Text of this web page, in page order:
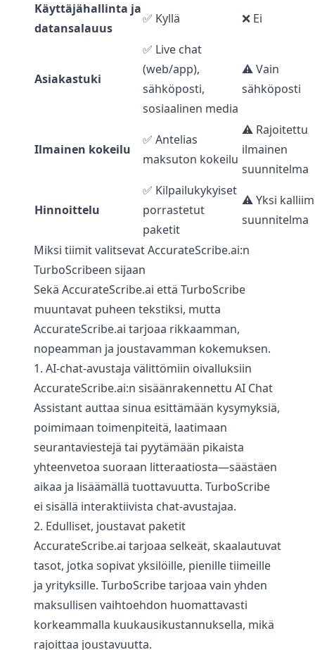
Käyttäjähallinta ja
datansalauus
✅ Kyllä ❌ Ei
Asiakastuki
✅ Live chat
(web/app),
sähköposti,
sosiaalinen media
⚠️ Vain
sähköposti
Ilmainen kokeilu
✅ Antelias
maksuton kokeilu
⚠️ Rajoitettu
ilmainen
suunnitelma
Hinnoittelu
✅ Kilpailukykyiset
porrastetut
paketit
⚠️ Yksi
suunnitelma
Miksi tiimit valitsevat AccurateScribe.ai:n
TurboScribeen sijaan
Sekä AccurateScribe.ai että TurboScribe
muuntavat puheen tekstiksi, mutta
AccurateScribe.ai tarjoaa rikkaamman,
nopeamman ja joustavamman kokemuksen.
1. AI-chat-avustaja välittömiin oivalluksiin
AccurateScribe.ai:n sisäänrakennettu AI Chat
Assistant auttaa sinua esittämään kysymyksiä,
poimimaan toimenpiteitä, laatimaan
seurantaviestejä tai pyytämään pikaista
yhteenvetoa suoraan litteraatiosta—säästäen
aikaa ja lisäämällä tuottavuutta. TurboScribe
ei sisällä interaktiivista chat-avustajaa.
2. Edulliset, joustavat paketit
AccurateScribe.ai tarjoaa selkeät, skaalautuvat
tasot, jotka sopivat yksilöille, pienille tiimeille
ja yrityksille. TurboScribe tarjoaa vain yhden
maksullisen vaihtoehdon huomattavasti
korkeammalla kuukausikustannuksella, mikä
rajoittaa joustavuutta.